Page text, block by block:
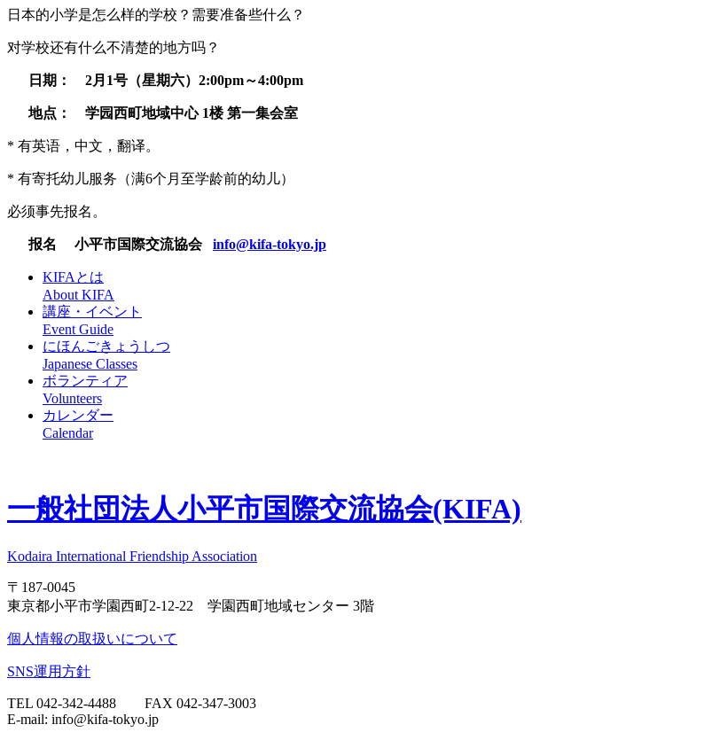
日本的小学是怎么样的学校？需要准备些什么？
对学校还有什么不清楚的地方吗？
日期 ： 2月 1号（星期六） 2:00pm～4:00pm
地点 ： 学园西町地域中心1楼 第一集会室
* 有英语，中文，翻译。
* 有寄托幼儿服务（满6个月至学龄前的幼儿）
必须事先报名。
报名 小平市国際交流協会 info@kifa-tokyo.jp
KIFAとは
About KIFA
講座・イベント
Event Guide
にほんごきょうしつ
Japanese Classes
ボランティア
Volunteers
カレンダー
Calendar
一般社団法人小平市国際交流協会(KIFA)
Kodaira International Friendship Association
〒187-0045
東京都小平市学園西町2-12-22 学園西町地域センター 3階
個人情報の取扱いについて
SNS運用方針
TEL 042-342-4488 FAX 042-347-3003
E-mail: info@kifa-tokyo.jp